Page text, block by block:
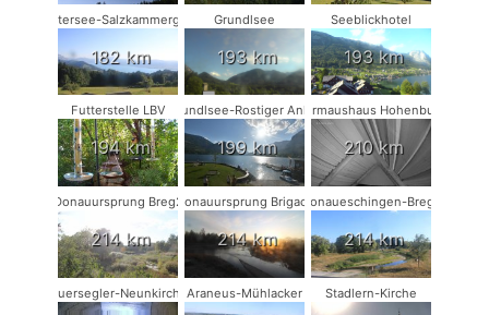
Attersee-Salzkammergut
182 km
Grundlsee
193 km
Seeblickhotel
193 km
Futterstelle LBV
194 km
Grundlsee-Rostiger Anker
199 km
Fledermaushaus Hohenburg #2
210 km
Donauursprung Breg2
214 km
Donauursprung Brigach
214 km
Donaueschingen-Breg2
214 km
Mauersegler-NeunkirchenAraneus-Mühlacker Stadlern-Kirche